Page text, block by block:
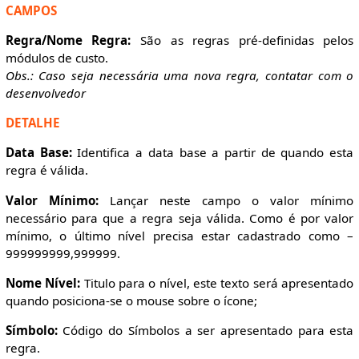
CAMPOS
Regra/Nome Regra: São as regras pré-definidas pelos
módulos de custo.
Obs.: Caso seja necessária uma nova regra, contatar com o
desenvolvedor
DETALHE
Data Base:Identifica a data base a partir de quando esta
regra é válida.
Valor Mínimo:Lançar neste campo o valor mínimo
necessário para que a regra seja válida. Como é por valor
mínimo, o último nível precisa estar cadastrado como –
999999999,999999.
Nome Nível: Titulo para o nível, este texto será apresentado
quando posiciona-se o mouse sobre o ícone;
Símbolo:Código do Símbolos a ser apresentado para esta
regra.